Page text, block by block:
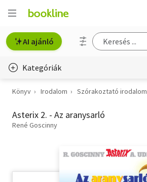
AI ajánló
Kategóriák
Életmód, egészség
Erotika
Hobbi, szabadidő
Könyv Irodalom Szórakoztató irodalom
Asterix 2. - Az aranysarló
René Goscinny